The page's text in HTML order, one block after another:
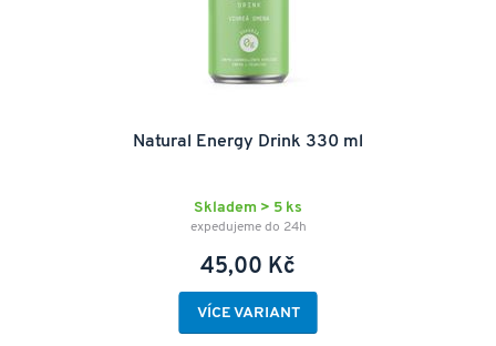
Natural Energy Drink 330 ml
Skladem > 5 ks
expedujeme do 24h
45,00 Kč
VÍCE VARIANT